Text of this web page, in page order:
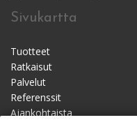
Sivukartta
Tuotteet
Ratkaisut
Palvelut
Referenssit
Ajankohtaista